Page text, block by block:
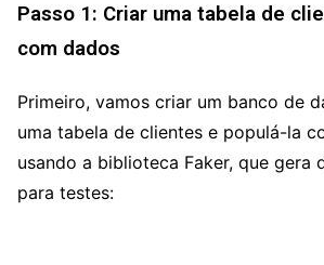
Passo 1: Criar uma tabela de
com dados
Primeiro, vamos criar um banco de
uma tabela de clientes e populá-la
usando a biblioteca Faker, que gera
para testes: